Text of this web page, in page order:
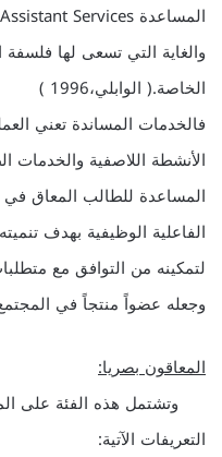
والغاية التي تسعى لها فلسفة
الخاصة.( الوابلي،1996 )
فالخدمات المساندة تعني
الأنشطة اللاصفية والخدمات
المساعدة للطالب المعاق
الفاعلية الوظيفية بهدف
لتمكينه من التوافق مع
وجعله عضواً منتجاً في المجتمع
المعاقون بصريا:
وتشتمل هذه الفئة على
التعريفات الآتية: